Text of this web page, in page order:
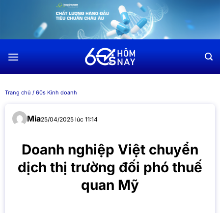
dung
Trang chủ / 60s Kinh doanh
Mia25/04/2025 lúc 11:14
Doanh nghiệp Việt chuyển
dịch thị trường đối phó thuế
quan Mỹ